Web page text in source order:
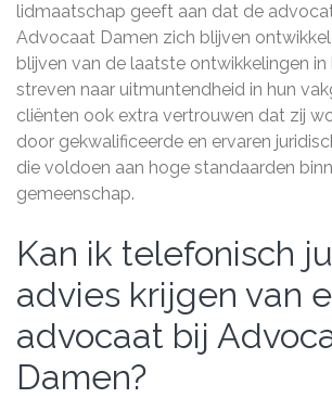
lidmaatschap geeft aan dat de
Advocaat Damen zich blijven
blijven van de laatste ontwikkelingen in
streven naar uitmuntendheid in hun
cliënten ook extra vertrouwen dat zij
door gekwalificeerde en ervaren
die voldoen aan hoge standaarden
gemeenschap.
Kan ik telefonisch
advies krijgen van
advocaat bij
Damen?